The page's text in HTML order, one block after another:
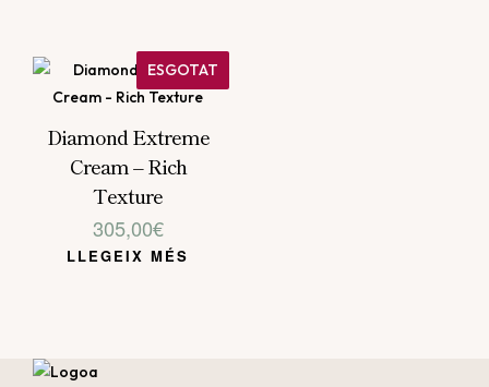
ESGOTAT
Diamond Extreme
Cream – Rich
Texture
305,00€
LLEGEIX MÉS